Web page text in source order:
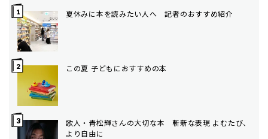
夏休みに本を読みたい人へ 記者のおすすめ紹介
この夏 子どもにおすすめの本
歌人・青松輝さんの大切な本 斬新な表現 よむたび、
より自由に